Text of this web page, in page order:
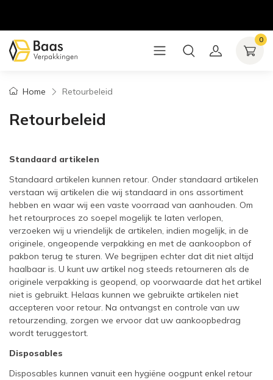
0
Home Retourbeleid
Retourbeleid
Standaard artikelen
Standaard artikelen kunnen retour. Onder standaard artikelen
verstaan wij artikelen die wij standaard in ons assortiment
hebben en waar wij een vaste voorraad van aanhouden. Om
het retourproces zo soepel mogelijk te laten verlopen,
verzoeken wij u vriendelijk de artikelen, indien mogelijk, in de
originele, ongeopende verpakking en met de aankoopbon of
pakbon terug te sturen. We begrijpen echter dat dit niet altijd
haalbaar is. U kunt uw artikel nog steeds retourneren als de
originele verpakking is geopend, op voorwaarde dat het artikel
niet is gebruikt. Helaas kunnen we gebruikte artikelen niet
accepteren voor retour. Na ontvangst en controle van uw
retourzending, zorgen we ervoor dat uw aankoopbedrag
wordt teruggestort.
Disposables
Disposables kunnen vanuit een hygiëne oogpunt enkel retour